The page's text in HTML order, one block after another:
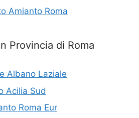
Amianto Roma
Provincia di Roma
Albano Laziale
Acilia Sud
Roma Eur